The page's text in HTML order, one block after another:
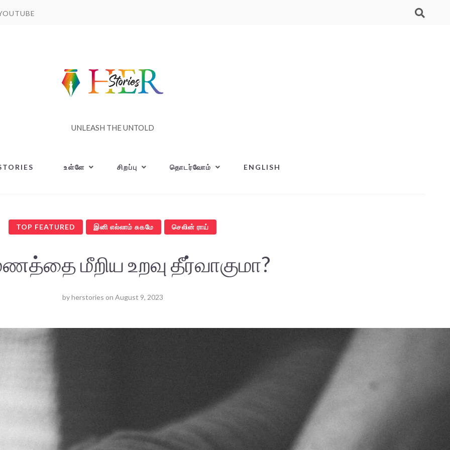
UNLEASH THE UNTOLD
உள்ளே சிறப்பு தொடர்வோம் ENGLISH
TOP FEATURED இனி எல்லாம் சுகமே செலின் ராய்
மீறிய உறவு தீர்வாகுமா?
byherstories on August 9, 2023